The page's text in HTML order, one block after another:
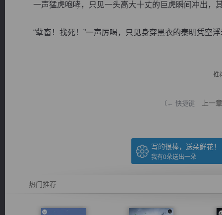
一声猛虎咆哮，只见一头高大十丈的巨虎瞬间冲出，
“孽畜！找死！”一声厉喝，只见身穿黑衣的秦明凭空浮
推
（← 快捷键 上一章
写的很棒，送朵鲜花！
我有0朵送出一朵
热门推荐